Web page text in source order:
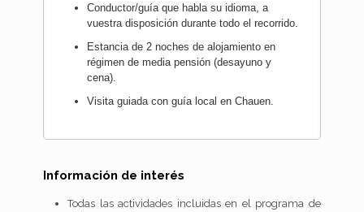
Conductor/guía que habla su idioma, a
vuestra disposición durante todo el recorrido.
Estancia de 2 noches de alojamiento en
régimen de media pensión (desayuno y
cena).
Visita guiada con guía local en Chauen.
Información de interés
Todas las actividades incluidas en el programa de